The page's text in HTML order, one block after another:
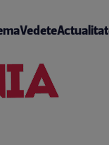
Vedete